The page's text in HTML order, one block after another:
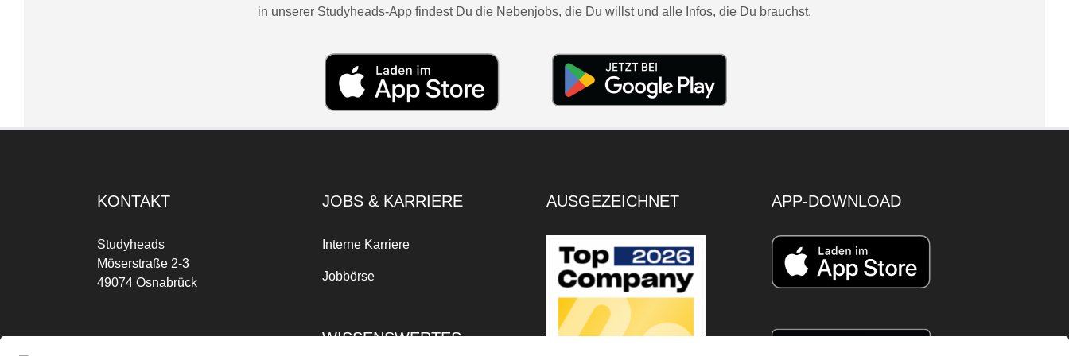
in unserer Studyheads-App findest Du die Nebenjobs, die Du willst und alle Infos, die Du brauchst.
KONTAKT
Studyheads
Möserstraße 2-3
49074 Osnabrück
JOBS & KARRIERE
Interne Karriere
Jobbörse
WISSENSWERTES
AUSGEZEICHNET APP-DOWNLOAD